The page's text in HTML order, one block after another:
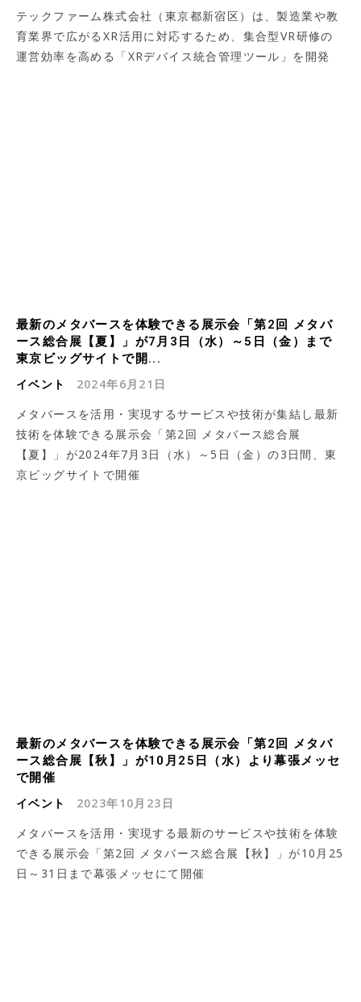
テックファーム株式会社（東京都新宿区）は、製造業や教
育業界で広がるXR活用に対応するため、集合型VR研修の
運営効率を高める「XRデバイス統合管理ツール」を開発
最新のメタバースを体験できる展示会「第2回 メタバ
ース総合展【夏】」が7月3日（水）～5日（金）まで
東京ビッグサイトで開...
イベント
2024年6月21日
メタバースを活用・実現するサービスや技術が集結し最新
技術を体験できる展示会「第2回 メタバース総合展
【夏】」が2024年7月3日（水）～5日（金）の3日間、東
京ビッグサイトで開催
最新のメタバースを体験できる展示会「第2回 メタバ
ース総合展【秋】」が10月25日（水）より幕張メッセ
で開催
イベント
2023年10月23日
メタバースを活用・実現する最新のサービスや技術を体験
できる展示会「第2回 メタバース総合展【秋】」が10月25
日～31日まで幕張メッセにて開催